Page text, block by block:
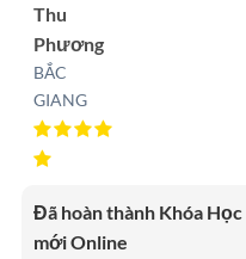
Thu
Phương
BẮC
GIANG
Đã hoàn thành Khóa
mới Online